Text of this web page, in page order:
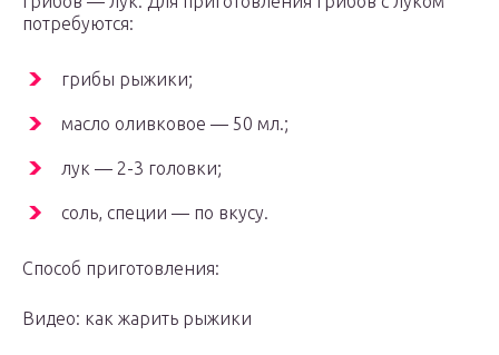
потребуются:
грибы рыжики;
масло оливковое — 50 мл.;
лук — 2-3 головки;
соль, специи — по вкусу.
Способ приготовления:
Видео: как жарить рыжики